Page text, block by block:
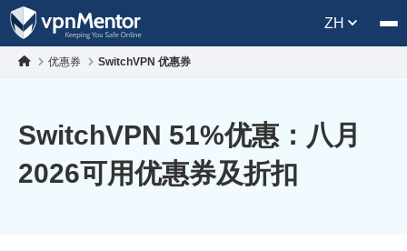
ZH
优惠券 SwitchVPN 优惠券
SwitchVPN 51%优惠：八月
2026可用优惠券及折扣